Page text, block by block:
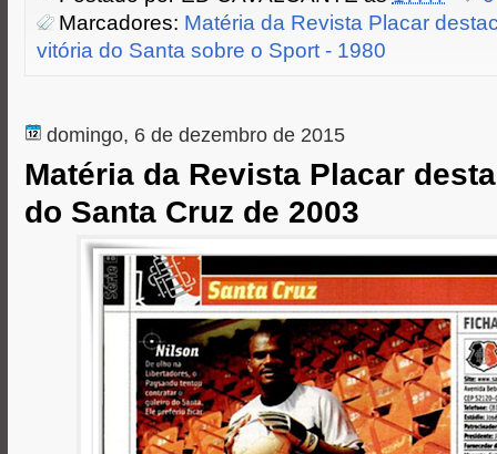
t
e
r
o
o
e
n
g
s
A
p
Marcadores: Matéria da Revista Placar
vitória do Santa sobre o Sport - 1980
domingo, 6 de dezembro de 2015
Matéria da Revista Placar
do Santa Cruz de 2003